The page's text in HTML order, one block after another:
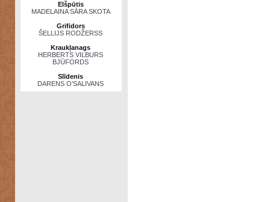
Elšpūtis
MADELAINA SĀRA SKOTA
Grifidors
ŠELLIJS RODŽERSS
Kraukļanags
HERBERTS VILBURS
BJŪFORDS
Slīdenis
DARENS O’SALIVANS